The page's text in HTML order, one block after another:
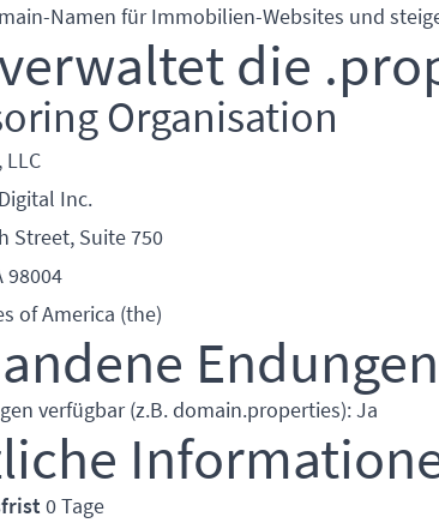
Namen für Immobilien-Websites und
die
Organisation
Inc.
Street, Suite 750
98004
of America (the)
Endungen
verfügbar (z.B. domain.properties): Ja
0 Tage